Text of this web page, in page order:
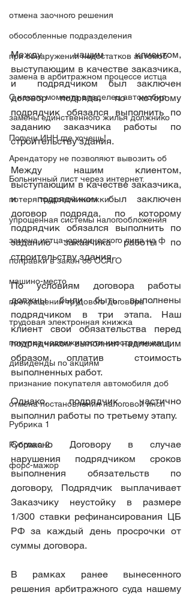
отмена заочного решения
обособленные подразделения
при обнаружении недостатков автомоб
замена в арбитражном процессе истца
C какого момента владелец автомобил
замены единственного жилья должнико
Получи ИНН где хочешь!
Арендатору не позволяют вывозить об
Больничный лист через интернет.
потеря трудовой книжки
упрощенная системы налогообложения
замена истца-юридического лица на ф
поправки в закон об ОСАГО
машино-место
прекращении трудового договора
трудовая электронная книжка
покупка недвижимости иностранными г
дивиденды по акциям
признание покупателя автомобиля доб
отмена постановления налоговой инсп
Рубрика 1
Рубрика 2
форс-мажор
Между нашим клиентом,
выступающим в качестве заказчика,
и  подрядчиком был заключен
договор подряда, по которому
подрядчик обязался выполнить по
заданию заказчика работы по
строительству здания.
Между нашим клиентом,
выступающим в качестве заказчика,
и  подрядчиком был заключен
договор подряда, по которому
подрядчик обязался выполнить по
заданию заказчика работы по
строительству здания.
По условиям договора работы
должны были быть выполнены
подрядчиком в три этапа. Наш
клиент свои обязательства перед
подрядчиком выполнил надлежащим
образом, оплатив  стоимость
выполненных работ.
Однако, подрядчик частично
выполнил работы по третьему этапу.
Согласно Договору в случае
нарушения подрядчиком сроков
выполнения обязательств по
договору, Подрядчик выплачивает
Заказчику неустойку в размере
1/300 ставки рефинансирования ЦБ
РФ за каждый день просрочки от
суммы договора.
В рамках ранее вынесенного
решения арбитражного суда нашему